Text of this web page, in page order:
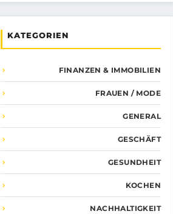
KATEGORIEN
FINANZEN & IMMOBILIEN
FRAUEN / MODE
GENERAL
GESCHÄFT
GESUNDHEIT
KOCHEN
NACHHALTIGKEIT